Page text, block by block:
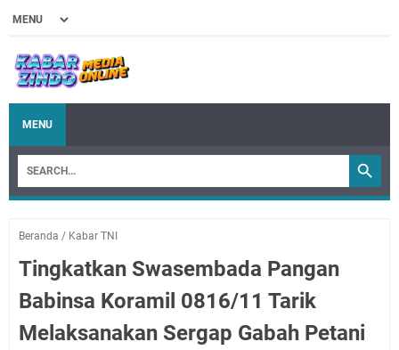
MENU
Beranda / Kabar TNI
Tingkatkan Swasembada Pangan
Babinsa Koramil 0816/11 Tarik
Melaksanakan Sergap Gabah Petani